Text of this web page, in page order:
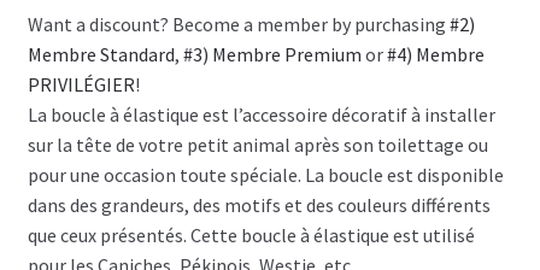
Want a discount? Become a member by purchasing #2)
Membre Standard, #3) Membre Premium or#4) Membre
PRIVILÉGIER!
La boucle à élastique est l’accessoire décoratif à installer
sur la tête de votre petit animal après son toilettage ou
pour une occasion toute spéciale. La boucle est disponible
dans des grandeurs, des motifs et des couleurs différents
que ceux présentés. Cette boucle à élastique est utilisé